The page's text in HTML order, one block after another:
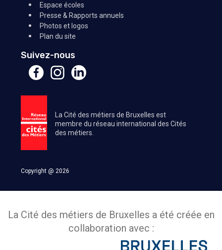
Espace écoles
Presse & Rapports annuels
Photos et logos
Plan du site
Suivez-nous
La Cité des métiers de Bruxelles est
membre du réseau international des Cités
des métiers.
Copyright @ 2026
La Cité des métiers de Bruxelles a été créée en
collaboration avec :